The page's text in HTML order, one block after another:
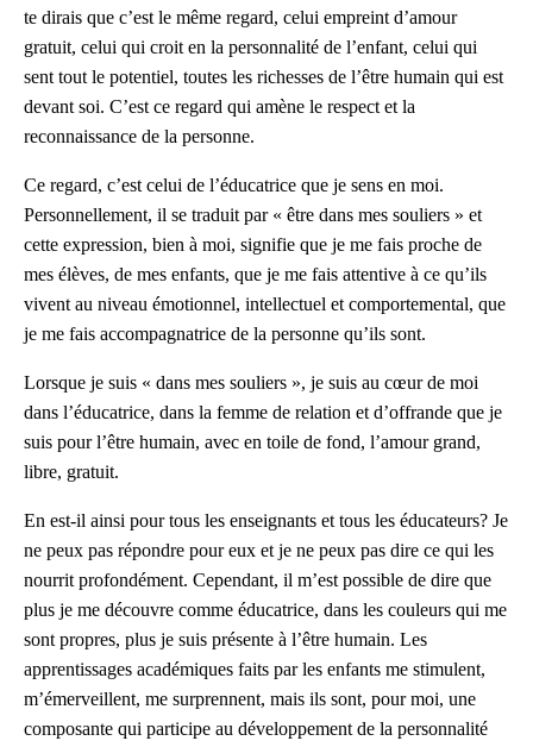
te dirais que c’est le même regard, celui empreint d’amour
gratuit, celui qui croit en la personnalité de l’enfant, celui qui
sent tout le potentiel, toutes les richesses de l’être humain qui est
devant soi. C’est ce regard qui amène le respect et la
reconnaissance de la personne.
Ce regard, c’est celui de l’éducatrice que je sens en moi.
Personnellement, il se traduit par « être dans mes souliers » et
cette expression, bien à moi, signifie que je me fais proche de
mes élèves, de mes enfants, que je me fais attentive à ce qu’ils
vivent au niveau émotionnel, intellectuel et comportemental, que
je me fais accompagnatrice de la personne qu’ils sont.
Lorsque je suis « dans mes souliers », je suis au cœur de moi
dans l’éducatrice, dans la femme de relation et d’offrande que je
suis pour l’être humain, avec en toile de fond, l’amour grand,
libre, gratuit.
En est-il ainsi pour tous les enseignants et tous les éducateurs? Je
ne peux pas répondre pour eux et je ne peux pas dire ce qui les
nourrit profondément. Cependant, il m’est possible de dire que
plus je me découvre comme éducatrice, dans les couleurs qui me
sont propres, plus je suis présente à l’être humain. Les
apprentissages académiques faits par les enfants me stimulent,
m’émerveillent, me surprennent, mais ils sont, pour moi, une
composante qui participe au développement de la personnalité